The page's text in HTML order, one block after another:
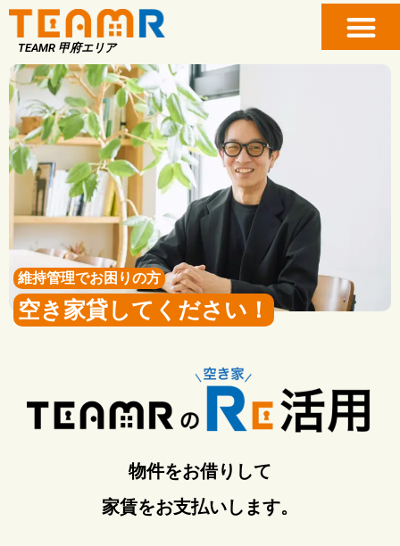
TEAMR 甲府エリア
維持管理でお困りの方
空き家貸してください！
物件をお借りして
家賃をお支払いします。